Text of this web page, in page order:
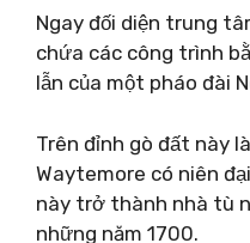
Ngay đối diện trung
chứa các công trình
lẫn của một pháo đài
Trên đỉnh gò đất này
Waytemore có niên
này trở thành nhà tù
những năm 1700.